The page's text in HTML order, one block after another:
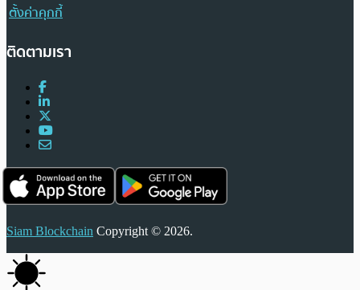
ตั้งค่าคุกกี้
ติดตามเรา
Siam Blockchain Copyright © 2026.